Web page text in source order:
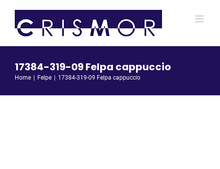
contenuto
17384-319-09 Felpa cappuccio
Home Felpe 17384-319-09 Felpa cappuccio